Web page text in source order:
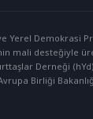
Yerel Demokrasi
mali desteğiyle
Derneği
Birliği